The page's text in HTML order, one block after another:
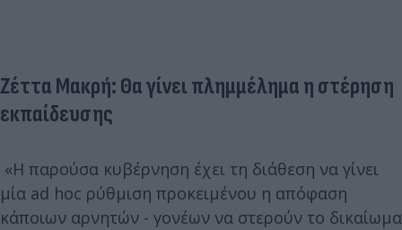
Ζέττα Μακρή: Θα γίνει πλημμέλημα η στέρηση
εκπαίδευσης
«Η παρούσα κυβέρνηση έχει τη διάθεση να γίνει
μία ad hoc ρύθμιση προκειμένου η απόφαση
κάποιων αρνητών - γονέων να στερούν το δικαίωμα